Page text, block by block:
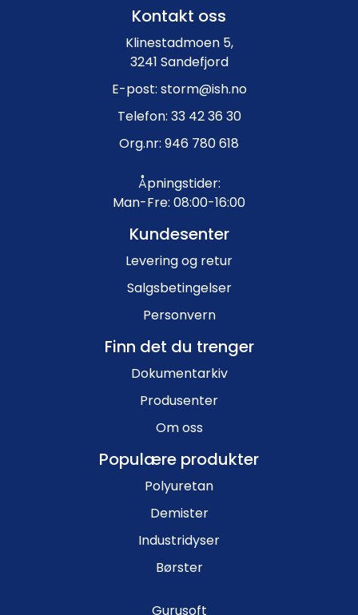
Kontakt oss
Klinestadmoen 5,
3241 Sandefjord
E-post: storm@ish.no
Telefon: 33 42 36 30
Org.nr: 946 780 618
Åpningstider:
Man-Fre: 08:00-16:00
Kundesenter
Levering og retur
Salgsbetingelser
Personvern
Finn det du trenger
Dokumentarkiv
Produsenter
Om oss
Populære produkter
Polyuretan
Demister
Industridyser
Børster
Gurusoft